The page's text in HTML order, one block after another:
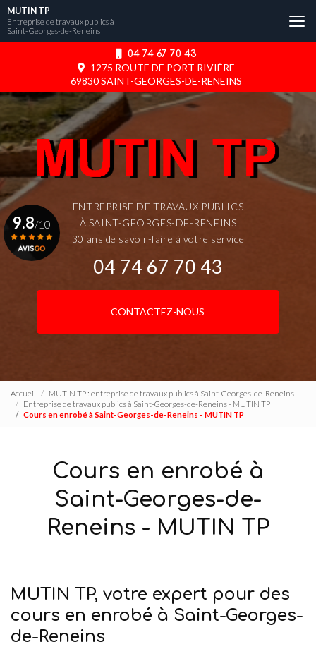
Aller
au
contenu
04 74 67 70 43
1275 ROUTE DE PORT RIVIÈRE
69830 SAINT-GEORGES-DE-RENEINS
MUTIN TP
Entreprise de travaux publics à
Saint-Georges-de-Reneins
ENTREPRISE DE TRAVAUX PUBLICS
À SAINT-GEORGES-DE-RENEINS
30 ans de savoir-faire à votre service
04 74 67 70 43
CONTACTEZ-NOUS
9.8/10
Accueil
MUTIN TP : entreprise de travaux publics à Saint-Georges-de-Reneins
Entreprise de travaux publics à Saint-Georges-de-Reneins - MUTIN TP
Cours en enrobé à Saint-Georges-de-Reneins - MUTIN TP
Cours en enrobé à
Saint-Georges-de-
Reneins - MUTIN TP
MUTIN TP, votre expert pour des
cours en enrobé à Saint-Georges-
de-Reneins